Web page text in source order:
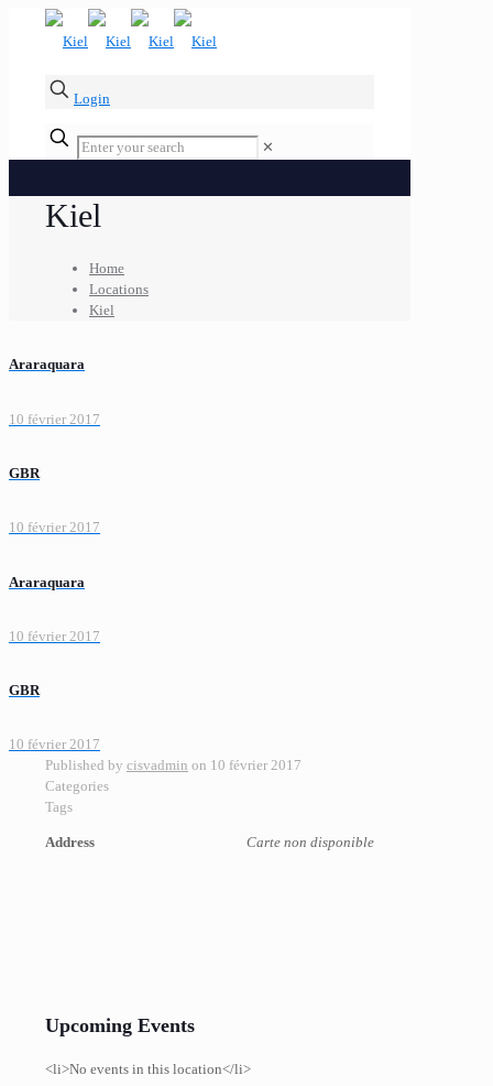
Login
✕
Kiel
Home
Locations
Kiel
Araraquara
10 février 2017
GBR
10 février 2017
Araraquara
10 février 2017
GBR
10 février 2017
Published by cisvadmin on 10 février 2017
Categories
Tags
Carte non disponible
Address
Upcoming Events
<li>No events in this location</li>